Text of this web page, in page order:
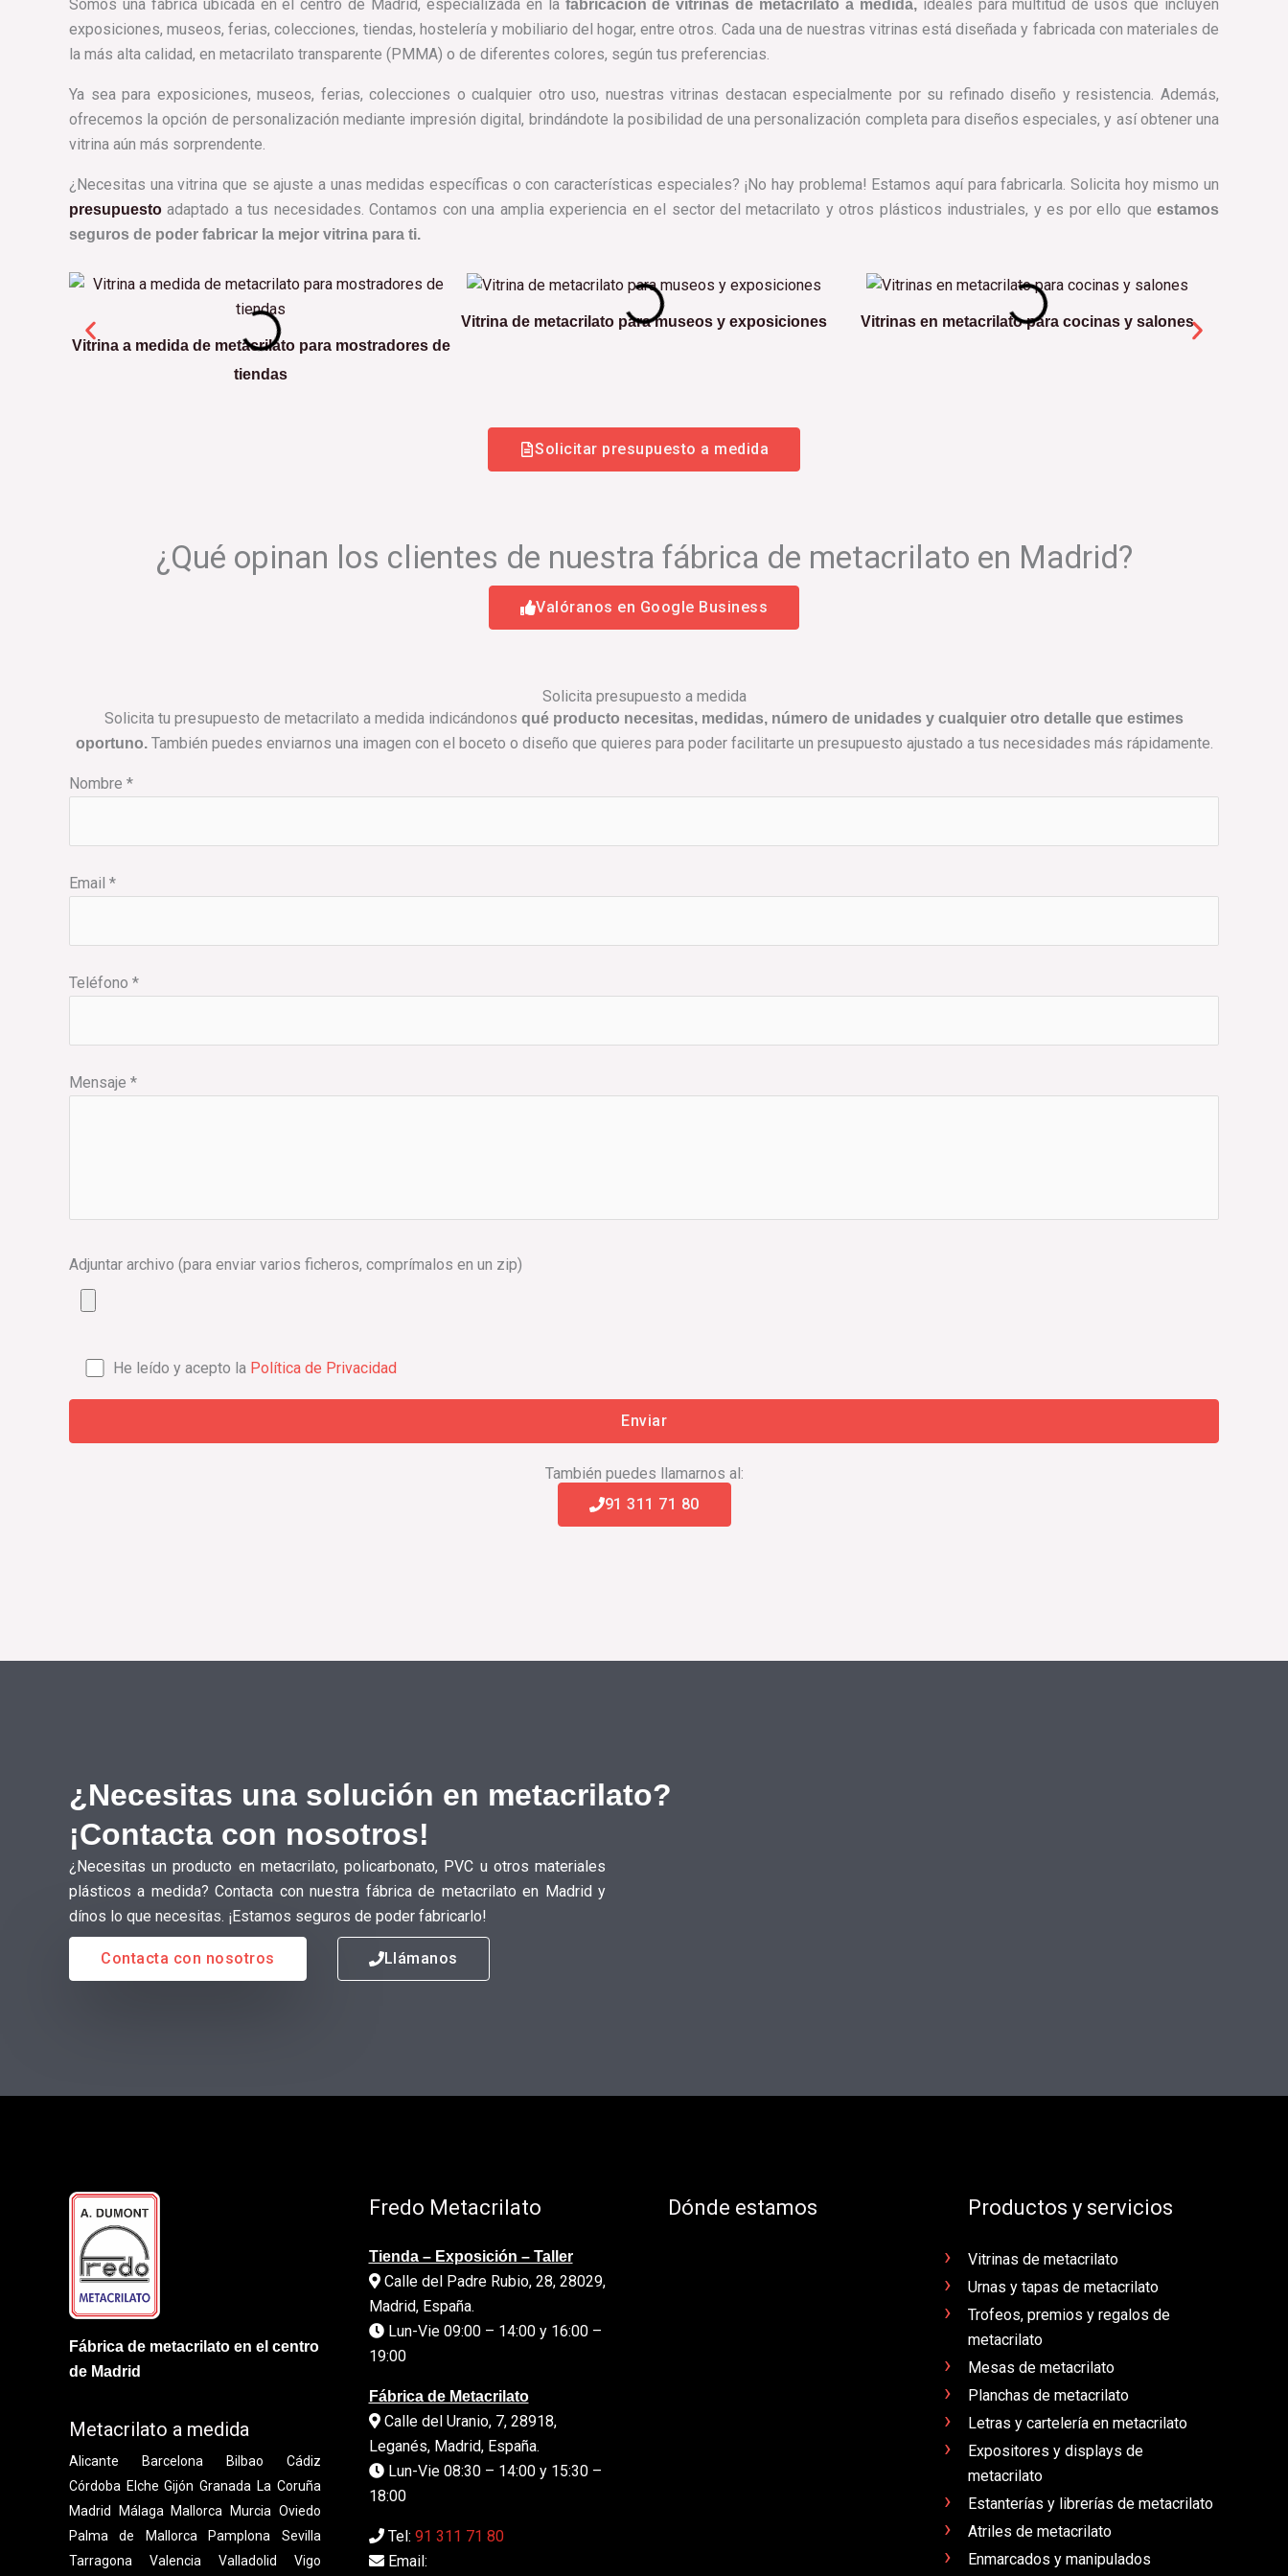
Somos una fábrica ubicada en el centro de Madrid, especializada en la fabricación de vitrinas de metacrilato a medida,ideales para multitud de usos que incluyen
exposiciones, museos, ferias, colecciones, tiendas, hostelería y mobiliario del hogar, entre otros. Cada una de nuestras vitrinas está diseñada y fabricada con materiales de
la más alta calidad, en metacrilato transparente (PMMA) o de diferentes colores, según tus preferencias.
Ya sea para exposiciones, museos, ferias, colecciones o cualquier otro uso, nuestras vitrinas destacan especialmente por su refinado diseño y resistencia. Además,
ofrecemos la opción de personalización mediante impresión digital, brindándote la posibilidad de una personalización completa para diseños especiales, y así obtener una
vitrina aún más sorprendente.
¿Necesitas una vitrina que se ajuste a unas medidas específicas o con características especiales? ¡No hay problema! Estamos aquí para fabricarla. Solicita hoy mismo un
presupuesto adaptado a tus necesidades. Contamos con una amplia experiencia en el sector del metacrilato y otros plásticos industriales, y es por ello que estamos
seguros de poder fabricar la mejor vitrina para ti.
Vitrina a medida de metacrilato para mostradores de
tiendas
Vitrina de metacrilato para museos y exposiciones
Vitrinas en metacrilato para cocinas y salones
Solicitar presupuesto a medida
¿Qué opinan los clientes de nuestra fábrica de metacrilato en Madrid?
Valóranos en Google Business
Solicita presupuesto a medida
Solicita tu presupuesto de metacrilato a medida indicándonos qué producto necesitas, medidas, número de unidades y cualquier otro detalle que estimes
oportuno.También puedes enviarnos una imagen con el boceto o diseño que quieres para poder facilitarte un presupuesto ajustado a tus necesidades más rápidamente.
Nombre *
Email *
Teléfono *
Mensaje *
Adjuntar archivo (para enviar varios ficheros, comprímalos en un zip)
He leído y acepto la Política de Privacidad
También puedes llamarnos al:
91 311 71 80
¿Necesitas una solución en metacrilato?
¡Contacta con nosotros!
¿Necesitas un producto en metacrilato, policarbonato, PVC u otros materiales
plásticos a medida? Contacta con nuestra fábrica de metacrilato en Madrid y
dínos lo que necesitas. ¡Estamos seguros de poder fabricarlo!
Contacta con nosotros Llámanos
Fábrica de metacrilato en el centro
de Madrid
Metacrilato a medida
Alicante Barcelona Bilbao
Cádiz
Córdoba Elche Gijón Granada La Coruña
Madrid
Málaga Mallorca Murcia Oviedo
Palma de Mallorca
Pamplona
Sevilla
Tarragona
Valencia Valladolid Vigo
Fredo Metacrilato
Tienda – Exposición – Taller
Calle del Padre Rubio, 28, 28029,
Madrid, España.
Lun-Vie 09:00 – 14:00 y 16:00 –
19:00
Fábrica de Metacrilato
Calle del Uranio, 7, 28918,
Leganés, Madrid, España.
Lun-Vie 08:30 – 14:00 y 15:30 –
18:00
Tel: 91 311 71 80
Email:
Dónde estamos Productos y servicios
Vitrinas de metacrilato
Urnas y tapas de metacrilato
Trofeos, premios y regalos de
metacrilato
Mesas de metacrilato
Planchas de metacrilato
Letras y cartelería en metacrilato
Expositores y displays de
metacrilato
Estanterías y librerías de metacrilato
Atriles de metacrilato
Enmarcados y manipulados